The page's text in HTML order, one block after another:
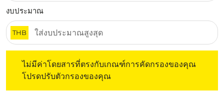
งบประมาณ
THB
ไม่มีค่าโดยสารที่ตรงกับเกณฑ์การคัดกรองของคุณ
โปรดปรับตัวกรองของคุณ